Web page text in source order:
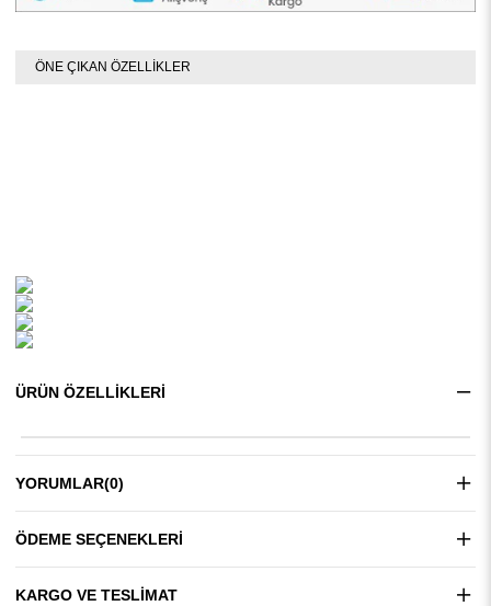
ÖNE ÇIKAN ÖZELLİKLER
ÜRÜN ÖZELLIKLERI
YORUMLAR(0)
ÖDEME SEÇENEKLERI
KARGO VE TESLIMAT